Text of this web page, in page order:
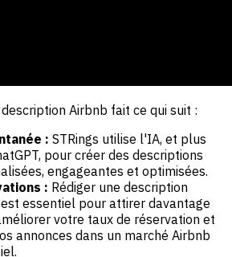
Airbnb fait ce qui suit :
: STRings utilise l'IA, et plus
pour créer des descriptions
engageantes et optimisées.
: Rédiger une description
essentiel pour attirer davantage
votre taux de réservation et
annonces dans un marché Airbnb